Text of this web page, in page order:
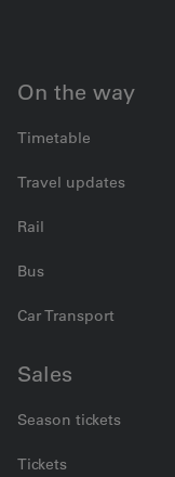
On the way
Timetable
Travel updates
Rail
Bus
Car Transport
Sales
Season tickets
Tickets